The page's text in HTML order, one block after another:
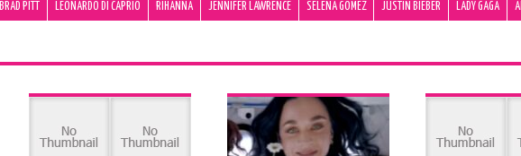
BRAD PITT LEONARDO DI CAPRIO RIHANNA JENNIFER LAWRENCE SELENA GOMEZ JUSTIN BIEBER LADY GAGA